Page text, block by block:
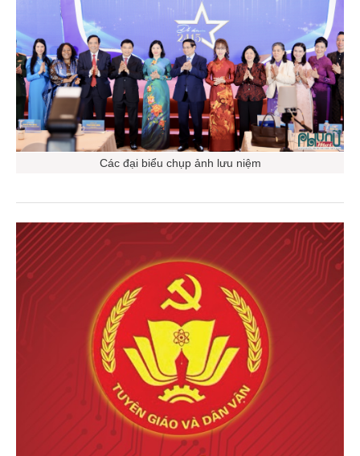
Các đại biểu chụp ảnh lưu niệm